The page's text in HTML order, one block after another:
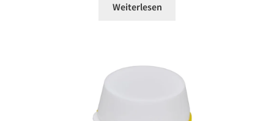
Weiterlesen